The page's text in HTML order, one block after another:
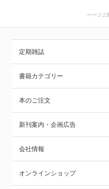
ページ上
定期雑誌
書籍カテゴリー
本のご注文
新刊案内・企画広告
会社情報
オンラインショップ